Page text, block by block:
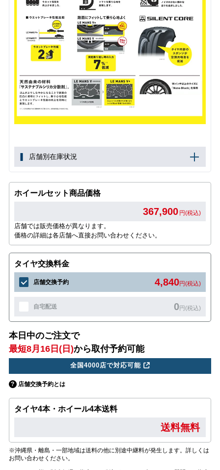
店舗別在庫状況
ホイールセット商品価格
367,900 円(税込)
店舗では販売価格が異なります。
価格の詳細は各店舗へ直接お問い合わせください。
タイヤ交換料金
店舗交換予約 4,840円(税込)
自宅配送 0円(税込)
本日中のご注文で
最短8月16日(日)から取付予約可能
全国4000店で対応可能
店舗交換予約とは
タイヤ4本・ホイール4本送料
送料無料
※沖縄県・離島・一部地域は送料の他に別途中継料が発生します。詳しくは
お問い合わせください。